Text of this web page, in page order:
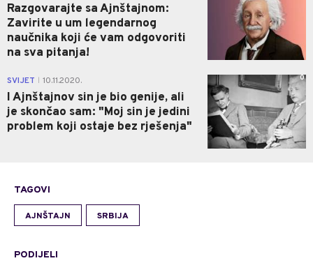
Razgovarajte sa Ajnštajnom:
Zavirite u um legendarnog
naučnika koji će vam odgovoriti
na sva pitanja!
SVIJET 10.11.2020.
I Ajnštajnov sin je bio genije, ali
je skončao sam: "Moj sin je jedini
problem koji ostaje bez rješenja"
0
TAGOVI
AJNŠTAJN SRBIJA
PODIJELI